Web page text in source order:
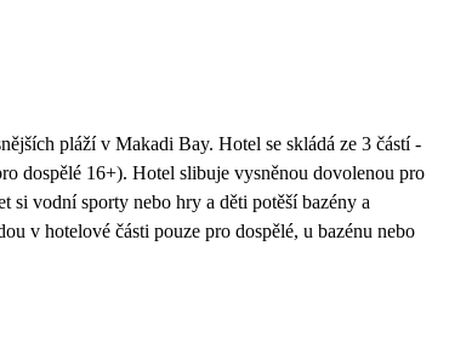
pláží v Makadi Bay. Hotel se skládá ze 3 částí -
dospělé 16+). Hotel slibuje vysněnou dovolenou pro
si vodní sporty nebo hry a děti potěší bazény a
v hotelové části pouze pro dospělé, u bazénu nebo